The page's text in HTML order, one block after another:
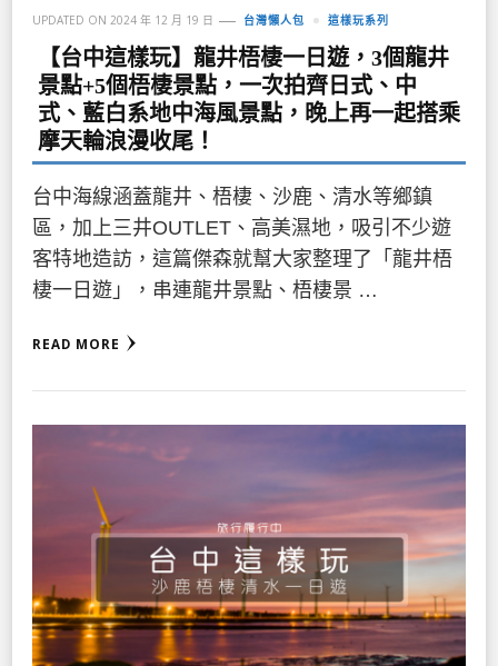
UPDATED ON 2024 年 12 月 19 日 台灣懶人包 這樣玩系列
【台中這樣玩】龍井梧棲一日遊，3個龍井
景點+5個梧棲景點，一次拍齊日式、中
式、藍白系地中海風景點，晚上再一起搭乘
摩天輪浪漫收尾！
台中海線涵蓋龍井、梧棲、沙鹿、清水等鄉鎮
區，加上三井OUTLET、高美濕地，吸引不少遊
客特地造訪，這篇傑森就幫大家整理了「龍井梧
棲一日遊」，串連龍井景點、梧棲景 …
READ MORE